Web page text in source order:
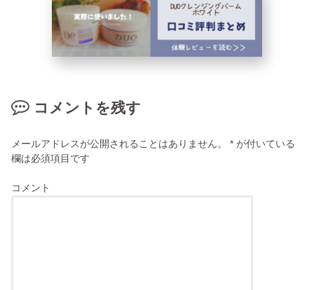
コメントを残す
メールアドレスが公開されることはありません。 * が付いている
欄は必須項目です
コメント